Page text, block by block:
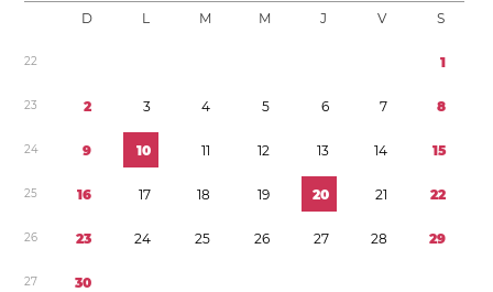
D L M M J V S
22 1
23 2 3 4 5 6 7 8
24 9 10 11 12 13 14 15
25 16 17 18 19 20 21 22
26 23 24 25 26 27 28 29
27 30